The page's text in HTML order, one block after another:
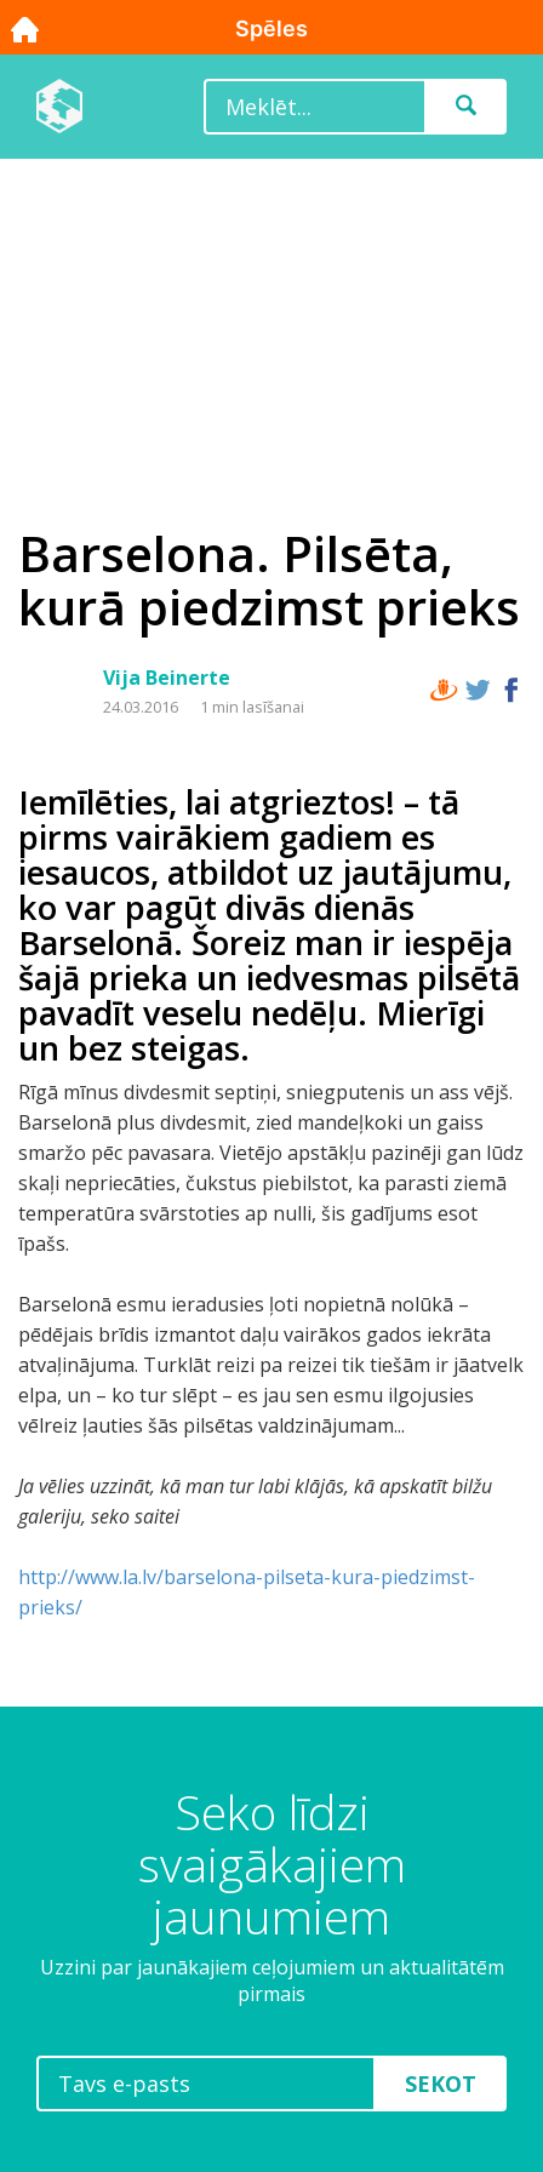
Barselona. Pilsēta,
kurā piedzimst prieks
Vija Beinerte
24.03.2016 1 min lasīšanai
Iemīlēties, lai atgrieztos! – tā
pirms vairākiem gadiem es
iesaucos, atbildot uz jautājumu,
ko var pagūt divās dienās
Barselonā. Šoreiz man ir iespēja
šajā prieka un iedvesmas pilsētā
pavadīt veselu nedēļu. Mierīgi
un bez steigas.
Rīgā mīnus divdesmit septiņi, sniegputenis un ass vējš.
Barselonā plus divdesmit, zied mandeļkoki un gaiss
smaržo pēc pavasara. Vietējo apstākļu pazinēji gan lūdz
skaļi nepriecāties, čukstus piebilstot, ka parasti ziemā
temperatūra svārstoties ap nulli, šis gadījums esot
īpašs.
Barselonā esmu ieradusies ļoti nopietnā nolūkā –
pēdējais brīdis izmantot daļu vairākos gados iekrāta
atvaļinājuma. Turklāt reizi pa reizei tik tiešām ir jāatvelk
elpa, un – ko tur slēpt – es jau sen esmu ilgojusies
vēlreiz ļauties šās pilsētas valdzinājumam...
Ja vēlies uzzināt, kā man tur labi klājās, kā apskatīt bilžu
galeriju, seko saitei
http://www.la.lv/barselona-pilseta-kura-piedzimst-
prieks/
Seko līdzi
svaigākajiem
jaunumiem
Uzzini par jaunākajiem ceļojumiem un aktualitātēm
pirmais
SEKOT